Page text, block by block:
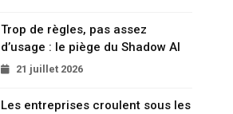
Trop de règles, pas assez
d’usage : le piège du Shadow AI
21 juillet 2026
Les entreprises croulent sous les